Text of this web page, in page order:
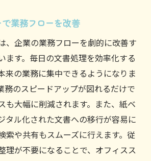
業務フローを改善
、企業の業務フローを劇的に改善す
ます。毎日の文書処理を効率化する
来の業務に集中できるようになりま
務のスピードアップが図れるだけで
も大幅に削減されます。また、紙ベ
タル化された文書への移行が容易に
索や共有もスムーズに行えます。従
理が不要になることで、オフィスス